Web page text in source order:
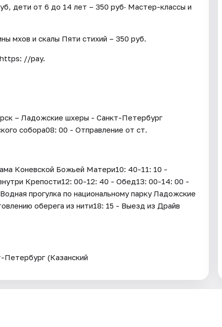
дети от 6 до 14 лет – 350 руб· Мастер-классы и
мхов и скалы Пяти стихий – 350 руб.
https: //pay.
– Ладожские шхеры - Санкт-Петербург
собора08: 00 - Отправление от ст.
Коневской Божьей Матери10: 40-11: 10 -
Крепости12: 00-12: 40 - Обед13: 00-14: 00 -
прогулка по национальному парку Ладожские
оберега из нити18: 15 - Выезд из Драйв
(Казанский